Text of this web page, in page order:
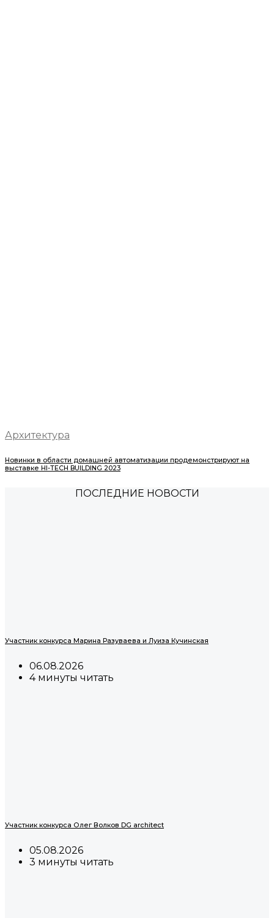
Архитектура
Новинки в области домашней автоматизации продемонстрируют на
выставке HI-TECH BUILDING 2023
ПОСЛЕДНИЕ НОВОСТИ
Участник конкурса Марина Разуваева и Луиза Кучинская
06.08.2026
4 минуты читать
Участник конкурса Олег Волков DG architect
05.08.2026
3 минуты читать